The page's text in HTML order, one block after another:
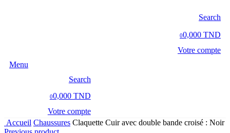
Search
00,000 TND
Votre compte
Menu
Search
00,000 TND
Votre compte
Accueil Chaussures Claquette Cuir avec double bande croisé : Noir